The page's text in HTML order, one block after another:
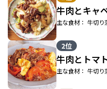
牛肉とキャ
主な食材： 牛切
2位
牛肉とトマ
主な食材： 牛切